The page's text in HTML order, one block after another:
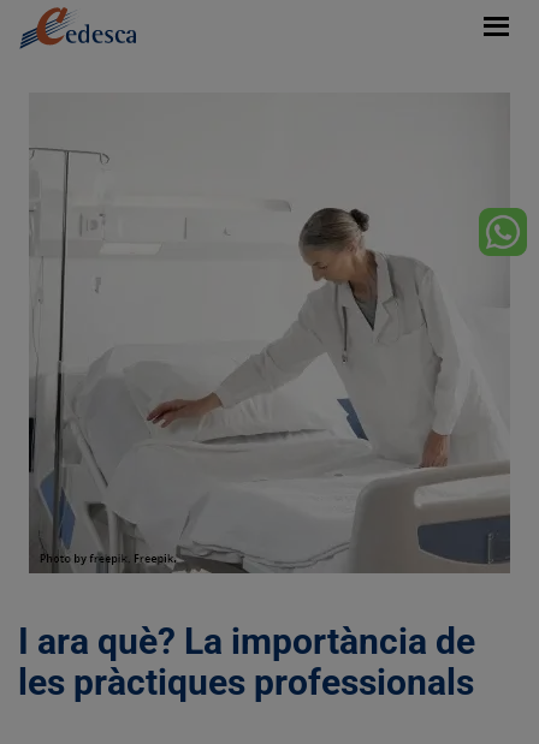
I ara què? La importància de
les pràctiques professionals